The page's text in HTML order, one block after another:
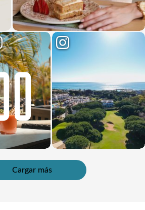
Cargar más